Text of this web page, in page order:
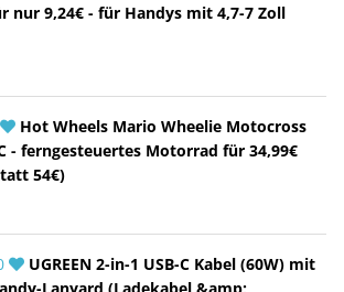
nur 9,24€ - für Handys mit 4,7-7 Zoll
Hot Wheels Mario Wheelie Motocross
- ferngesteuertes Motorrad für 34,99€
54€)
UGREEN 2-in-1 USB-C Kabel (60W) mit